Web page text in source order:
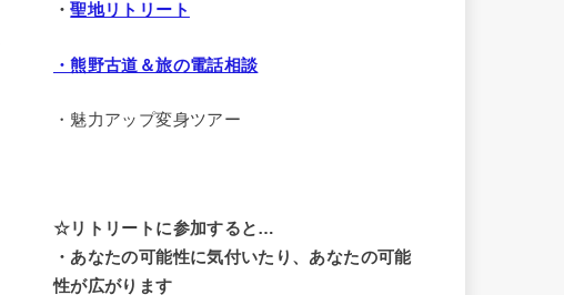
・聖地リトリート
・熊野古道＆旅の電話相談
・魅力アップ変身ツアー
☆リトリートに参加すると…
・ あなたの可能性に気付いたり、あなたの可能
性が広がります